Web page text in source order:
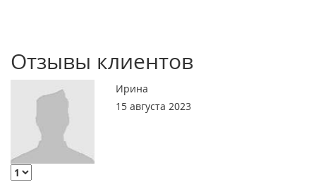
Отзывы клиентов
Ирина
15 августа 2023